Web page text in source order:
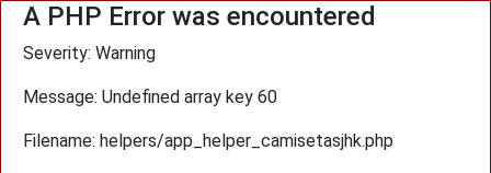
A PHP Error was encountered
Severity: Warning
Message: Undefined array key 60
Filename: helpers/app_helper_camisetasjhk.php